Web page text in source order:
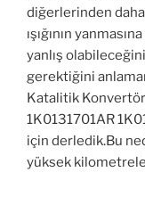
diğerlerinden
ışığının
yanlış olabileceğini
gerektiğini
Katalitik Konvertör
1K0131701AR
için derledik.Bu
yüksek